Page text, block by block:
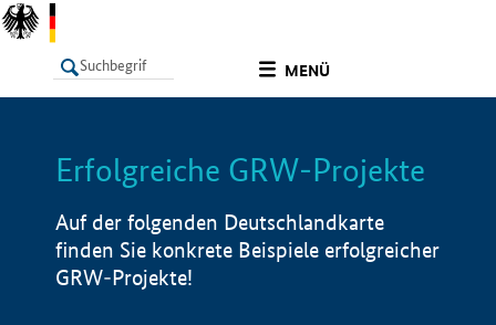
MENÜ
LISTE Info
Erfolgreiche GRW-Projekte
Auf der folgenden Deutschlandkarte
finden Sie konkrete Beispiele erfolgreicher
GRW-Projekte!